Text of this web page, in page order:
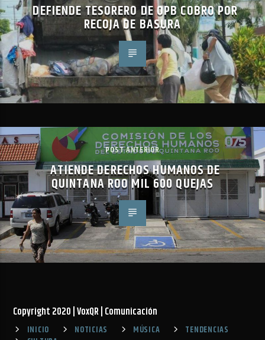
DEFIENDE TESORERO DE OPB COBRO POR
RECOJA DE BASURA
POST ANTERIOR
ATIENDE DERECHOS HUMANOS DE
QUINTANA ROO MIL 600 QUEJAS
Copyright 2020 | VoxQR | Comunicación
INICIO NOTICIAS MÚSICA
TENDENCIAS